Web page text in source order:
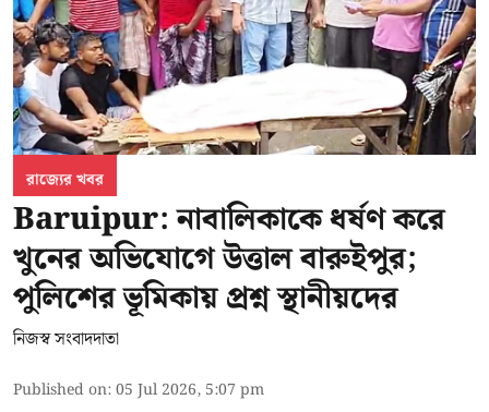
রাজ্যের খবর
Baruipur: নাবালিকাকে ধর্ষণ করে
খুনের অভিযোগে উত্তাল বারুইপুর;
পুলিশের ভূমিকায় প্রশ্ন স্থানীয়দের
নিজস্ব সংবাদদাতা
Published on:05 Jul 2026, 5:07 pm